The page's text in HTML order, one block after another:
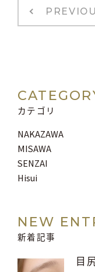
カテゴリ
NAKAZAWA
MISAWA
SENZAI
Hisui
NEW
新着記事
目